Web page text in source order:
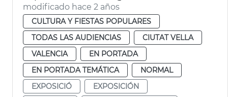
modificado hace 2 años
CULTURA Y FIESTAS POPULARES
TODAS LAS AUDIENCIAS
CIUTAT VELLA
VALENCIA
EN PORTADA
EN PORTADA TEMÁTICA
NORMAL
EXPOSICIÓ
EXPOSICIÓN